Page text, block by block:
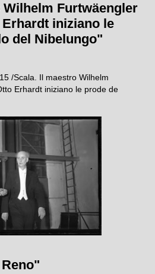
Furtwäengler
iniziano le
del Nibelungo"
/Scala. Il maestro Wilhelm
Erhardt iniziano le prode de